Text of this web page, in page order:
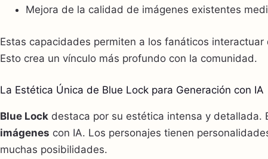
Mejora de la calidad de imágenes existentes
Estas capacidades permiten a los fanáticos
Esto crea un vínculo más profundo con la comunidad.
La Estética Única de Blue Lock para Generación con IA
Blue Lock destaca por su estética intensa y detallada.
imágenes con IA. Los personajes tienen
muchas posibilidades.